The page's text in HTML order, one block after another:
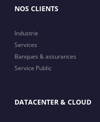
NOS CLIENTS
Industrie
Services
Banques & assurances
Service Public
DATACENTER & CLOUD